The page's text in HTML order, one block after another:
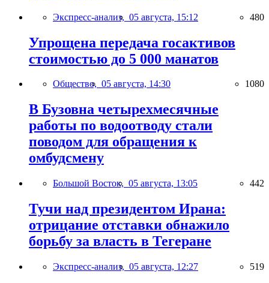
Экспресс-анализ, 05 августа, 15:12 480
Упрощена передача госактивов
стоимостью до 5 000 манатов
Общество, 05 августа, 14:30 1080
В Бузовна четырехмесячные
работы по водоотводу стали
поводом для обращения к
омбудсмену
Большой Восток, 05 августа, 13:05 442
Тучи над президентом Ирана:
отрицание отставки обнажило
борьбу за власть в Тегеране
Экспресс-анализ, 05 августа, 12:27 519